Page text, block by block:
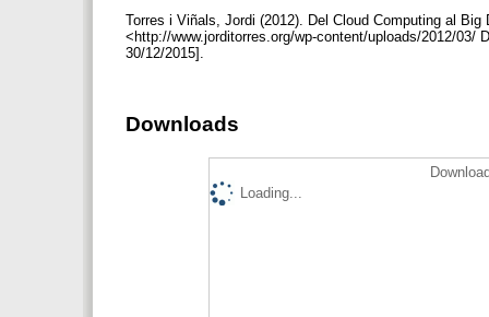
Torres i Viñals, Jordi (2012). Del Cloud Computing al
<http://www.jorditorres.org/wp-content/uploads/2012/03/
30/12/2015].
Downloads
Loading...